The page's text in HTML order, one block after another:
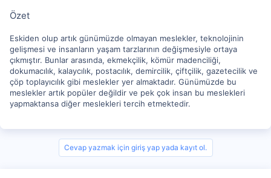
Özet
Eskiden olup artık günümüzde olmayan meslekler, teknolojinin
gelişmesi ve insanların yaşam tarzlarının değişmesiyle ortaya
çıkmıştır. Bunlar arasında, ekmekçilik, kömür madenciliği,
dokumacılık, kalaycılık, postacılık, demircilik, çiftçilik, gazetecilik ve
çöp toplayıcılık gibi meslekler yer almaktadır. Günümüzde bu
meslekler artık popüler değildir ve pek çok insan bu meslekleri
yapmaktansa diğer meslekleri tercih etmektedir.
Cevap yazmak için giriş yap yada kayıt ol.